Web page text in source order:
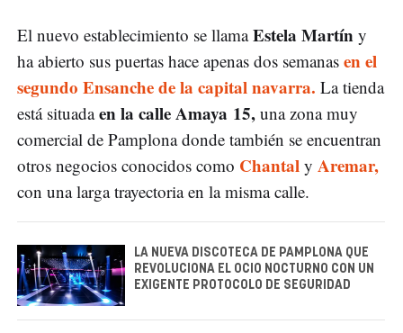
El nuevo establecimiento se llamaEstela Martín y
ha abierto sus puertas hace apenas dos semanas en el
segundo Ensanche de la capital navarra. La tienda
está situadaen la calle Amaya 15, una zona muy
comercial de Pamplona donde también se encuentran
otros negocios conocidos como Chantal y Aremar,
con una larga trayectoria en la misma calle.
LA NUEVA DISCOTECA DE PAMPLONA QUE
REVOLUCIONA EL OCIO NOCTURNO CON UN
EXIGENTE PROTOCOLO DE SEGURIDAD